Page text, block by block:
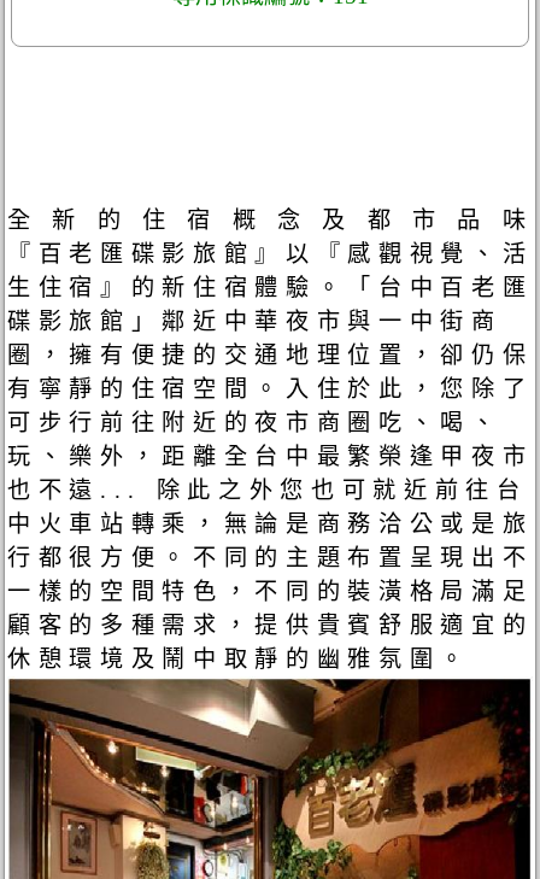
全 新 的 住 宿 概 念 及 都 市 品 味
『百老匯碟影旅館』以『感觀視覺、活
生住宿』的新住宿體驗。「台中百老匯
碟影旅館」鄰近中華夜市與一中街商
圈，擁有便捷的交通地理位置，卻仍保
有寧靜的住宿空間。入住於此，您除了
可步行前往附近的夜市商圈吃、喝、
玩、樂外，距離全台中最繁榮逢甲夜市
也不遠... 除此之外您也可就近前往台
中火車站轉乘，無論是商務洽公或是旅
行都很方便。不同的主題布置呈現出不
一樣的空間特色，不同的裝潢格局滿足
顧客的多種需求，提供貴賓舒服適宜的
休憩環境及鬧中取靜的幽雅氛圍。